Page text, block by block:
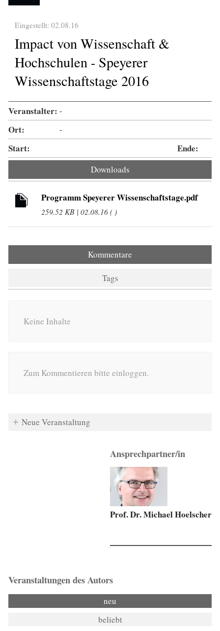
Eingestellt: 02.08.16
Impact von Wissenschaft &
Hochschulen - Speyerer
Wissenschaftstage 2016
Veranstalter: -
Ort: -
Start: Ende:
Downloads
Programm Speyerer Wissenschaftstage.pdf
259.52 KB | 02.08.16 ( )
Kommentare
Tags
Keine Inhalte
Zum Kommentieren bitte einloggen.
Neue Veranstaltung
Ansprechpartner/in
Prof. Dr. Michael Hoelscher
Veranstaltungen des Autors
neu
beliebt